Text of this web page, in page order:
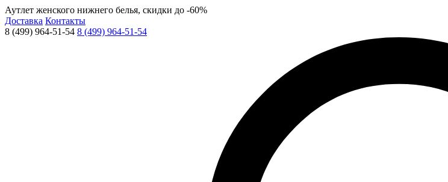
Аутлет женского нижнего белья, скидки до -60%
Доставка Контакты
8 (499) 964-51-54 8 (499) 964-51-54